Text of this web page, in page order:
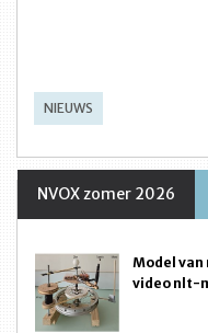
NIEUWS
NVOX zomer 2026
Model
video nlt-